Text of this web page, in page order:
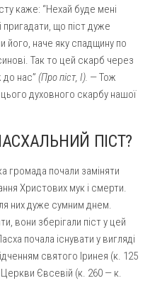
Богородиці (с. Дашківка)
(м. Кобеляки)
(с. Засулля)
(м. Кременчук)
(м. Лубни)
(м. Суми)
Помочі (м. Охтирка)
каже: “Нехай буде мені
пригадати, що піст дуже
його, наче яку спадщину по
Так то цей скарб через
нас” (Про піст, І). — Тож
духовного скарбу нашої
ПІСТ?
громада почали заміняти
Христових мук і смерти.
них дуже сумним днем.
вони зберігали піст у цей
почала існувати у вигляді
святого Іринея (к. 125
Євсевій (к. 260 — к.